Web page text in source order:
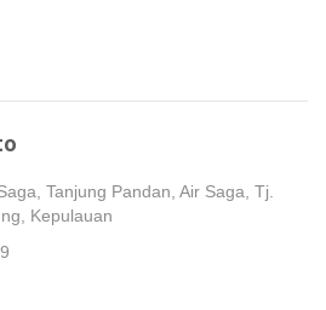
Tanjung Pandan, Air Saga, Tj.
Kepulauan